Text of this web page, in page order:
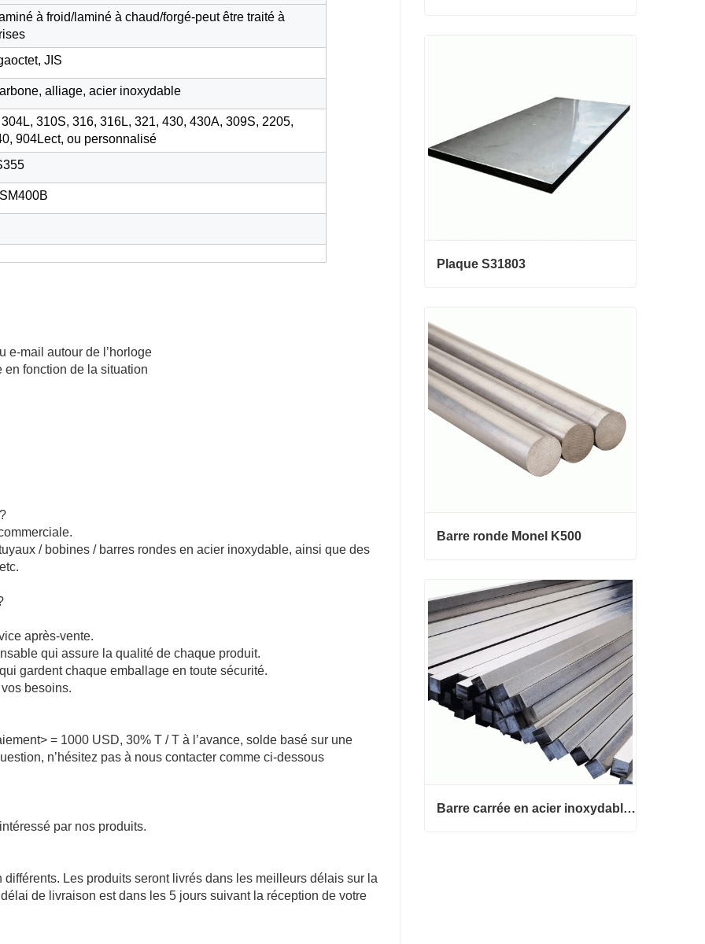
à froid/laminé à chaud/forgé-peut être traité à
JIS
alliage, acier inoxydable
310S, 316, 316L, 321, 430, 430A, 309S, 2205,
904Lect, ou personnalisé
e-mail autour de l’horloge
fonction de la situation
/ bobines / barres rondes en acier inoxydable, ainsi que des
après-vente.
qui assure la qualité de chaque produit.
gardent chaque emballage en toute sécurité.
besoins.
= 1000 USD, 30% T / T à l’avance, solde basé sur une
n’hésitez pas à nous contacter comme ci-dessous
par nos produits.
Les produits seront livrés dans les meilleurs délais sur la
de livraison est dans les 5 jours suivant la réception de votre
Plaque S31803
Plaque S31803
Contact maintenant
Barre ronde Monel K500
Barre ronde Monel K500
Contact maintenant
Barre carrée en acier inoxydable 316